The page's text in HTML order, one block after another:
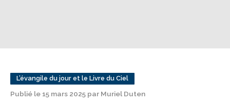
L’évangile du jour et le Livre du Ciel
Publié le 15 mars 2025 par Muriel Duten